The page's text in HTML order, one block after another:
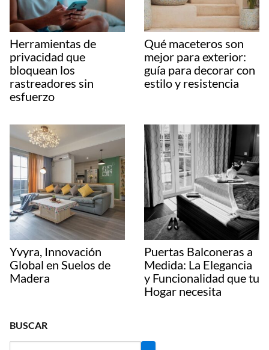
Herramientas de
privacidad que
bloquean los
rastreadores sin
esfuerzo
Qué maceteros son
mejor para exterior:
guía para decorar con
estilo y resistencia
Yvyra, Innovación
Global en Suelos de
Madera
Puertas Balconeras a
Medida: La Elegancia
y Funcionalidad que tu
Hogar necesita
BUSCAR